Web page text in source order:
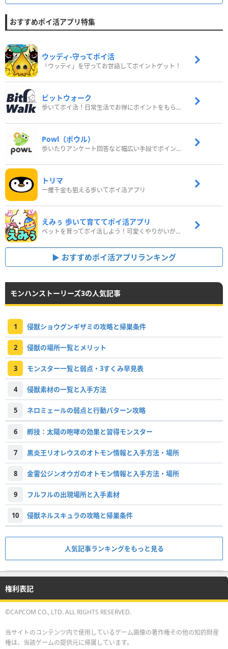
おすすめポイ活アプリ特集
ウッディ‐守ってポイ活
「ウッディ」を守ってお世話してポイントゲット！
ビットウォーク
歩いてポイ活！日常生活でお得にポイントをもらおう
Powl（ポウル）
歩いたりアンケート回答など幅広い手段でポイントをゲット
トリマ
一攫千金も狙える歩いてポイ活アプリ
えみぅ 歩いて育ててポイ活アプリ
ペットを育ってポイ活しよう！可愛くやりがいがある新感覚アプリ
おすすめポイ活アプリランキング
モンハンストーリーズ3の人気記事
1 侵獣ショウグンギザミの攻略と帰巣条件
2 侵獣の場所一覧とメリット
3 モンスター一覧と弱点・3すくみ早見表
4 侵獣素材の一覧と入手方法
5 ネロミェールの弱点と行動パターン攻略
6 孵技：太陽の咆哮の効果と習得モンスター
7 黒炎王リオレウスのオトモン情報と入手方法・場所
8 金雷公ジンオウガのオトモン情報と入手方法・場所
9 フルフルの出現場所と入手素材
10 侵獣ネルスキュラの攻略と帰巣条件
人気記事ランキングをもっと見る
権利表記
©CAPCOM CO., LTD. ALL RIGHTS RESERVED.
当サイトのコンテンツ内で使用しているゲーム画像の著作権その他の知的財産
権は、当該ゲームの提供元に帰属しています。